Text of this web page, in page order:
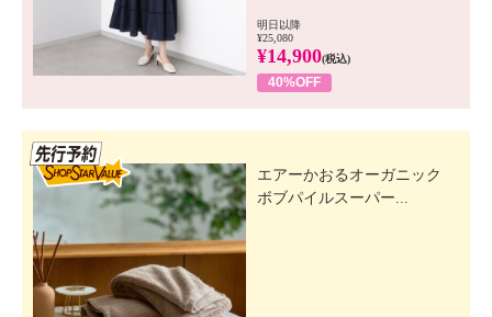
明日以降
¥25,080
¥14,900(税込)
40%OFF
エアーかおるオーガニック
ボブパイルスーパー...